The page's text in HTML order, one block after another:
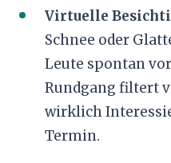
Virtuelle
Schnee oder
Leute spontan
Rundgang filtert
wirklich
Termin.